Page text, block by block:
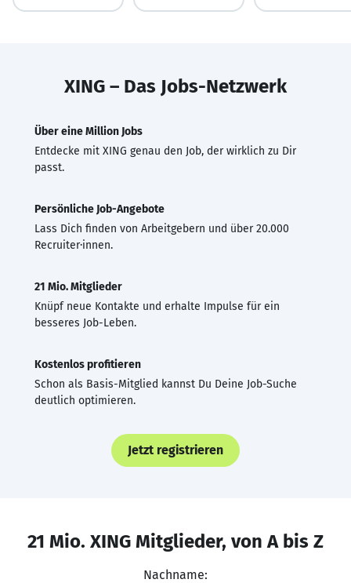
XING – Das Jobs-Netzwerk
Über eine Million Jobs
Entdecke mit XING genau den Job, der wirklich zu Dir
passt.
Persönliche Job-Angebote
Lass Dich finden von Arbeitgebern und über 20.000
Recruiter·innen.
21 Mio. Mitglieder
Knüpf neue Kontakte und erhalte Impulse für ein
besseres Job-Leben.
Kostenlos profitieren
Schon als Basis-Mitglied kannst Du Deine Job-Suche
deutlich optimieren.
Jetzt registrieren
21 Mio. XING Mitglieder, von A bis Z
Nachname: